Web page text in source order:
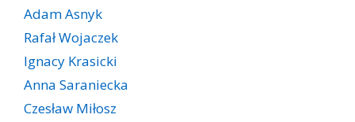
Adam Asnyk
Rafał Wojaczek
Ignacy Krasicki
Anna Saraniecka
Czesław Miłosz